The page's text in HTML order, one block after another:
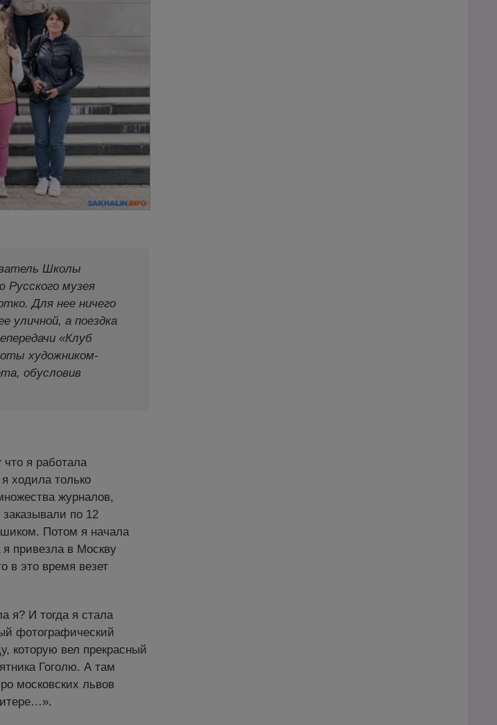
Школы
Русского музея
Для нее ничего
уличной, а поездка
«Клуб
художником-
обусловив
я работала
ходила только
журналов,
по 12
Потом я начала
привезла в Москву
в это время везет
я? И тогда я стала
фотографический
которую вел прекрасный
Гоголю. А там
московских львов